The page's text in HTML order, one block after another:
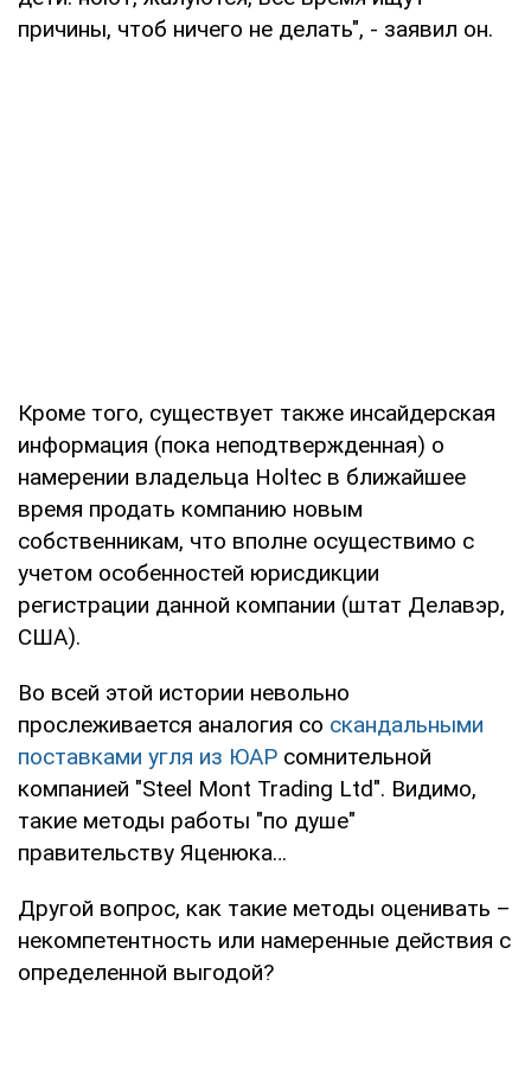
причины, чтоб ничего не делать", - заявил он.
Кроме того, существует также инсайдерская
информация (пока неподтвержденная) о
намерении владельца Holtec в ближайшее
время продать компанию новым
собственникам, что вполне осуществимо с
учетом особенностей юрисдикции
регистрации данной компании (штат Делавэр,
США).
Во всей этой истории невольно
прослеживается аналогия со скандальными
поставками угля из ЮАР сомнительной
компанией "Steel Mont Trading Ltd". Видимо,
такие методы работы "по душе"
правительству Яценюка…
Другой вопрос, как такие методы оценивать –
некомпетентность или намеренные действия с
определенной выгодой?